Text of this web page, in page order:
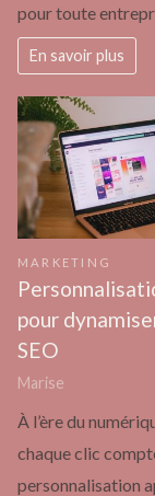
pour toute
En savoir plus
MARKETING
pour
SEO
Marise
À l’ère du
chaque clic
personnalisation